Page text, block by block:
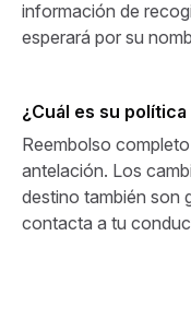
información de
esperará por su
¿Cuál es su
Reembolso
antelación. Los
destino también son
contacta a tu